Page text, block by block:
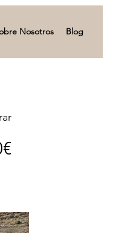
Nosotros Blog